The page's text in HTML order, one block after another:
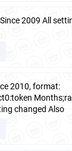
2009 All
2010, format:
changed Also